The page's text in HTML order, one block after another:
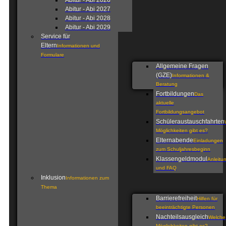
Abitur - Abi 2027
Abitur - Abi 2028
Abitur - Abi 2029
Service für
ElternInformationen und
Formulare
Allgemeine Fragen
(GZE)Informationen &
Beratung
FortbildungenDas
aktuelle
Fortbildungsangebot
Schüleraustauschfahrten
Möglichkeiten gibt es?
ElternabendeEinladungen
zum Schuljahresbeginn
Klassengeldmodul
und FAQ
InklusionInformationen zum
Thema
BarrierefreiheitHilfen für
beeinträchtigte Personen
NachteilsausgleichWelche